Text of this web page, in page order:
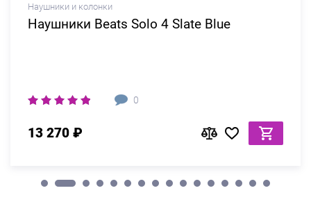
Наушники и колонки
Наушники Beats Solo 4 Slate Blue
0
13 270 ₽